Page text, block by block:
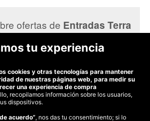
ofertas de Entradas Terra
y sobre todo los niños
tu experiencia
cookies y otras tecnologías para mantener
de nuestras páginas web, para medir su
una experiencia de compra
recopilamos información sobre los usuarios,
dispositivos.
acuerdo”, nos das tu consentimiento; si lo